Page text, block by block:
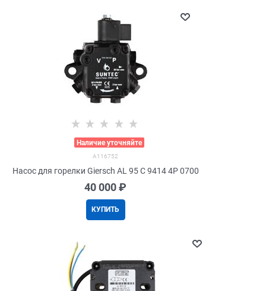
Наличие уточняйте
A116752
Насос для горелки Giersch AL 95 C 9414 4P 0700
40 000 ₽
КУПИТЬ